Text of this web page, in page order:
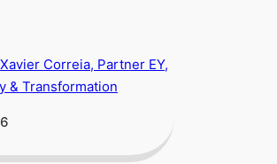
Correia, Partner EY,
& Transformation